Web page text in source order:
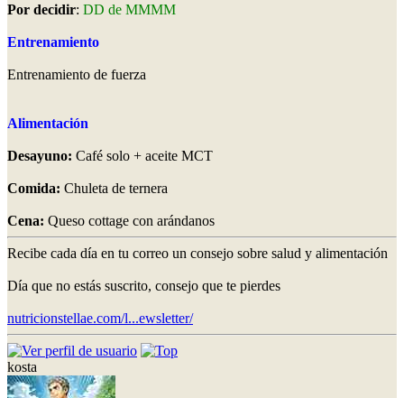
Por decidir: DD de MMMM
Entrenamiento
Entrenamiento de fuerza
Alimentación
Desayuno: Café solo + aceite MCT
Comida: Chuleta de ternera
Cena: Queso cottage con arándanos
Recibe cada día en tu correo un consejo sobre salud y alimentación
Día que no estás suscrito, consejo que te pierdes
nutricionstellae.com/l...ewsletter/
kosta